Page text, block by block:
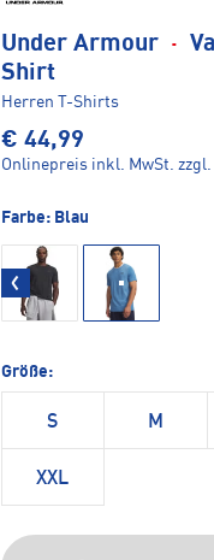
Under Armour ·
Shirt
Herren T-Shirts
€ 44,99
Onlinepreis inkl. MwSt. zzgl.
Farbe: Blau
Größe:
S M
XXL